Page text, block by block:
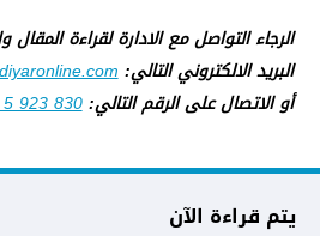
الرجاء التواصل مع الادارة لقراءة
البريد الالكتروني التالي:
أو الاتصال على الرقم التالي:923 830
يتم قراءة الآن